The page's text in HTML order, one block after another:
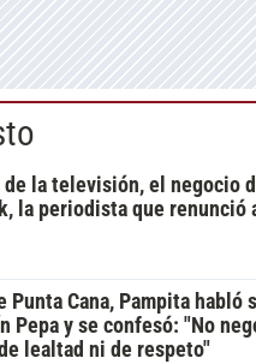
de la televisión, el negocio
la periodista que renunció
Punta Cana, Pampita habló
Pepa y se confesó: "No
lealtad ni de respeto"